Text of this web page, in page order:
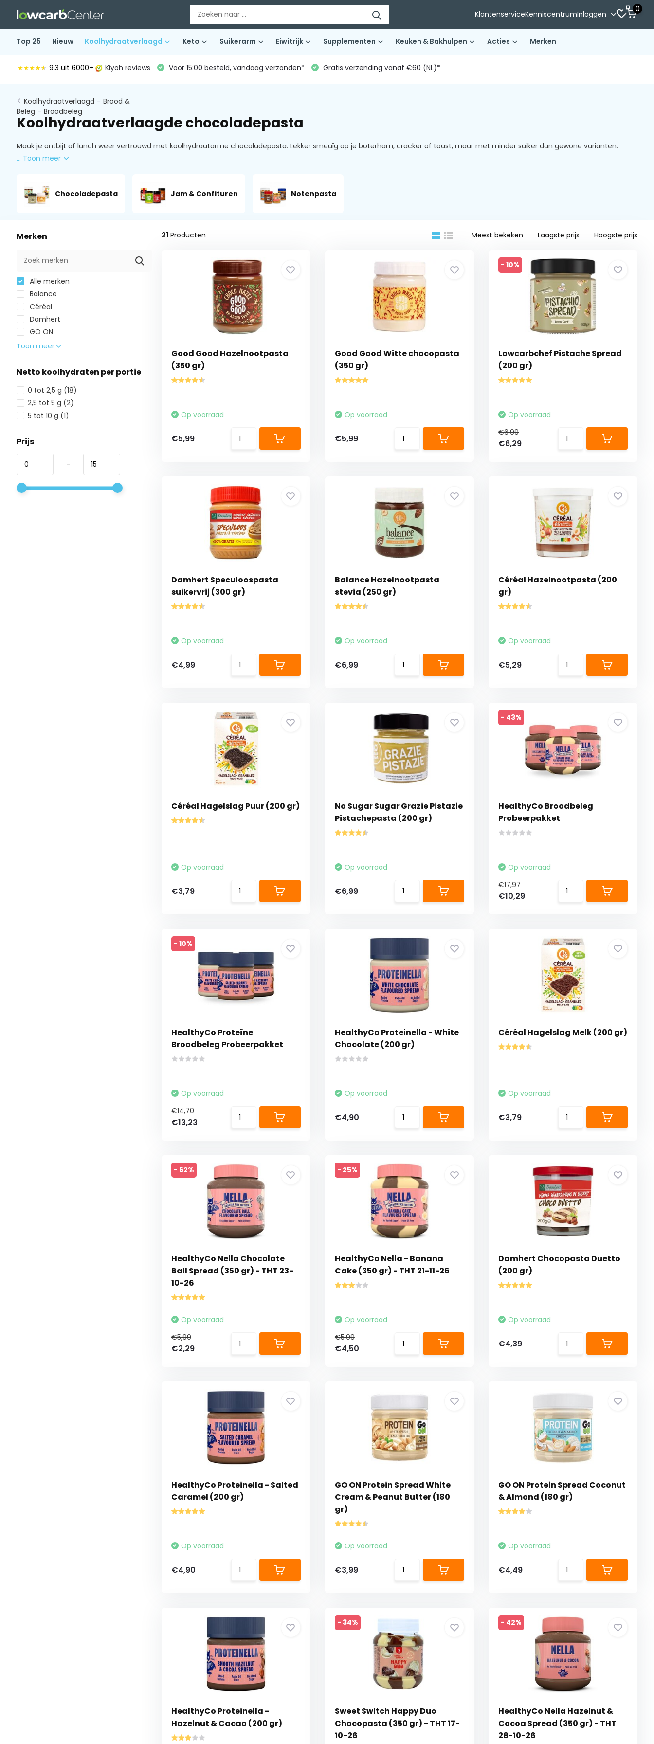
KlantenserviceKenniscentrumInloggen
0 0
Top 25 Nieuw Koolhydraatverlaagd Keto Suikerarm Eiwitrijk Supplementen Keuken & Bakhulpen Acties Merken
★★★★★
★★★★★ 9,3 uit 6000+ Kiyoh reviews Voor 15:00 besteld, vandaag verzonden* Gratis verzending vanaf €60 (NL)*
Koolhydraatverlaagd - Brood &
Beleg - Broodbeleg
Koolhydraatverlaagde chocoladepasta
Maak je ontbijt of lunch weer vertrouwd met koolhydraatarme chocoladepasta. Lekker smeuïg op je boterham, cracker of toast, maar met minder suiker dan gewone varianten.
... Toon meer
Chocoladepasta Jam & Confituren Notenpasta
Merken
Alle merken
Balance
Céréal
Damhert
GO ON
Toon meer
Netto koolhydraten per portie
0 tot 2,5 g (18)
2,5 tot 5 g (2)
5 tot 10 g (1)
Prijs
-
21 Producten Meest bekeken Laagste prijs Hoogste prijs
Good Good Hazelnootpasta
(350 gr)
Op voorraad
€5,99
Good Good Witte chocopasta
(350 gr)
Op voorraad
€5,99
- 10%
Lowcarbchef Pistache Spread
(200 gr)
Op voorraad
€6,99
€6,29
Damhert Speculoospasta
suikervrij (300 gr)
Op voorraad
€4,99
Balance Hazelnootpasta
stevia (250 gr)
Op voorraad
€6,99
Céréal Hazelnootpasta (200
gr)
Op voorraad
€5,29
Céréal Hagelslag Puur (200 gr)
Op voorraad
€3,79
No Sugar Sugar Grazie Pistazie
Pistachepasta (200 gr)
Op voorraad
€6,99
- 43%
HealthyCo Broodbeleg
Probeerpakket
Op voorraad
€17,97
€10,29
- 10%
HealthyCo Proteïne
Broodbeleg Probeerpakket
Op voorraad
€14,70
€13,23
HealthyCo Proteinella - White
Chocolate (200 gr)
Op voorraad
€4,90
Céréal Hagelslag Melk (200 gr)
Op voorraad
€3,79
- 62%
HealthyCo Nella Chocolate
Ball Spread (350 gr) - THT 23-
10-26
Op voorraad
€5,99
€2,29
- 25%
HealthyCo Nella - Banana
Cake (350 gr) - THT 21-11-26
Op voorraad
€5,99
€4,50
Damhert Chocopasta Duetto
(200 gr)
Op voorraad
€4,39
HealthyCo Proteinella - Salted
Caramel (200 gr)
Op voorraad
€4,90
GO ON Protein Spread White
Cream & Peanut Butter (180
gr)
Op voorraad
€3,99
GO ON Protein Spread Coconut
& Almond (180 gr)
Op voorraad
€4,49
HealthyCo Proteinella -
Hazelnut & Cacao (200 gr)
- 34%
Sweet Switch Happy Duo
Chocopasta (350 gr) - THT 17-
10-26
- 42%
HealthyCo Nella Hazelnut &
Cocoa Spread (350 gr) - THT
28-10-26